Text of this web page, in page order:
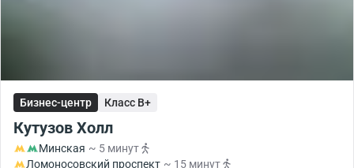
Бизнес-центр Класс B+
Кутузов Холл
Минская ~ 5 минут
Ломоносовский проспект ~ 15 минут